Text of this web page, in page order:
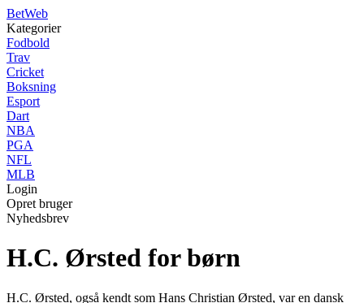
BetWeb
Kategorier
Fodbold
Trav
Cricket
Boksning
Esport
Dart
NBA
PGA
NFL
MLB
Login
Opret bruger
Nyhedsbrev
H.C. Ørsted for børn
H.C. Ørsted, også kendt som Hans Christian Ørsted, var en dansk